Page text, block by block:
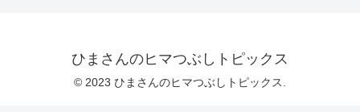
ひまさんのヒマつぶしトピックス
© 2023 ひまさんのヒマつぶしトピックス.